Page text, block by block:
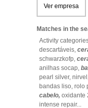
Ver empresa
Matches in the
Activity
descartáveis,
schwarzkofp,
anilhas socap,
pearl silver,
bandas liso, rolo
cabelo, oxidante
intense repair...